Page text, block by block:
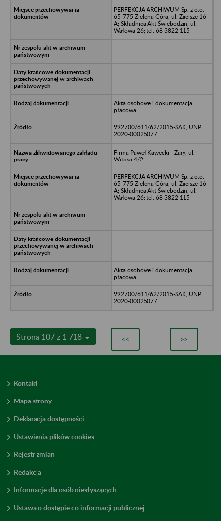
PERFEKCJA ARCHIWUM Sp. z o.o.
65-775 Zielona Góra, ul. Zacisze 16
A; Składnica Akt Świebodzin, ul.
Wałowa 26; tel. 68 3822 115
Akta osobowe i dokumentacja
płacowa
992700/611/62/2015-SAK; UNP:
2020-00025077
Firma Paweł Kawecki - Żary, ul.
Witosa 4/2
PERFEKCJA ARCHIWUM Sp. z o.o.
65-775 Zielona Góra, ul. Zacisze 16
A; Składnica Akt Świebodzin, ul.
Wałowa 26; tel. 68 3822 115
Akta osobowe i dokumentacja
płacowa
992700/611/62/2015-SAK; UNP:
2020-00025077
Strona 107 z 1 718 << >>
Kontakt
Mapa strony
Deklaracja dostępności
Ustawienia plików cookies
Rejestr zmian
Redakcja
Informacje dla osób niesłyszących
Ustawa o dostępie do informacji publicznej